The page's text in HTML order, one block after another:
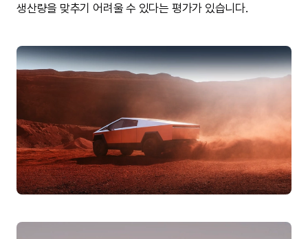
생산량을 맞추기 어려울 수 있다는 평가가 있습니다.